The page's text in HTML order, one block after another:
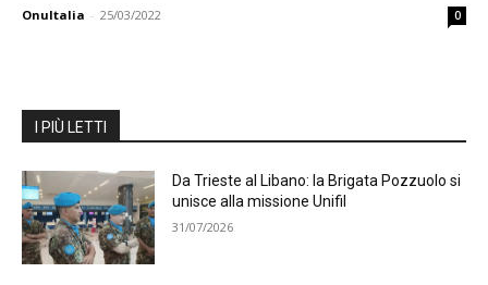
OnuItalia - 25/03/2022 0
I PIÙ LETTI
Da Trieste al Libano: la Brigata Pozzuolo si
unisce alla missione Unifil
31/07/2026